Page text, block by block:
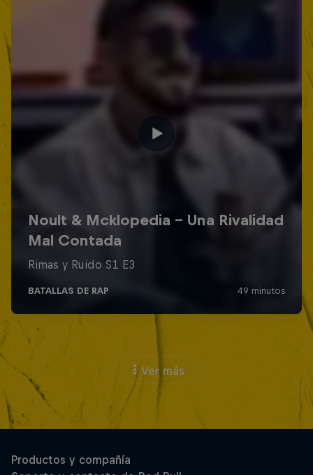
Ver más